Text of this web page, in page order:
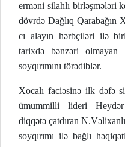
erməni silahlı birləşmələri
dövrdə Dağlıq Qarabağın
cı alayın hərbçiləri ilə
tarixdə bənzəri olmayan
soyqırımını törədiblər.
Xocalı faciəsinə ilk dəfə
ümummilli lideri
diqqətə çatdıran
soyqırımı ilə bağlı